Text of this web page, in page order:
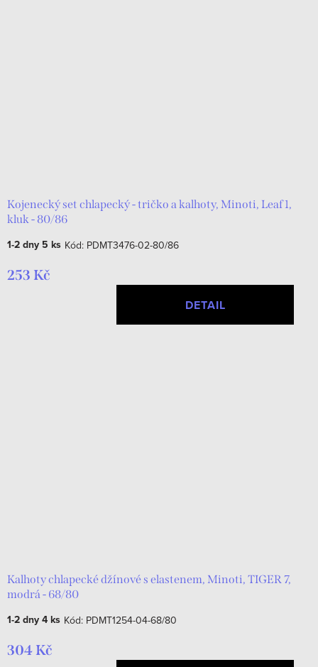
Kojenecký set chlapecký - tričko a kalhoty, Minoti, Leaf 1,
kluk - 80/86
1-2 dny 5 ks Kód: PDMT3476-02-80/86
253 Kč
DETAIL
Kalhoty chlapecké džínové s elastenem, Minoti, TIGER 7,
modrá - 68/80
1-2 dny4 ks Kód: PDMT1254-04-68/80
304 Kč